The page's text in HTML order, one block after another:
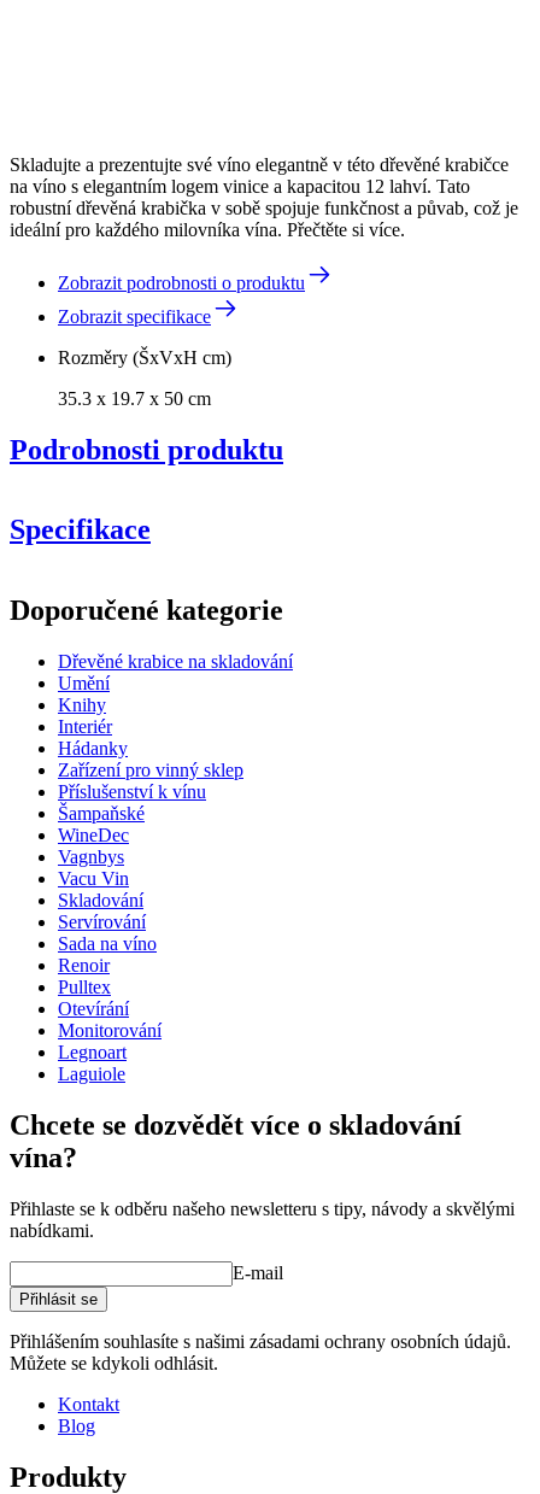
Skladujte a prezentujte své víno elegantně v této dřevěné krabičce
na víno s elegantním logem vinice a kapacitou 12 lahví. Tato
robustní dřevěná krabička v sobě spojuje funkčnost a půvab, což je
ideální pro každého milovníka vína. Přečtěte si více.
Zobrazit podrobnosti o produktu
Zobrazit specifikace
Rozměry (ŠxVxH cm)
35.3 x 19.7 x 50 cm
Podrobnosti produktu
Specifikace
Číslo produktuCAJ0012B-Model A - Victoi
Rozměry (ŠxVxH cm)
Hmotnost (kg)
Výška (cm)
Šířka (cm)
Hloubka (cm)50
Doporučené kategorie
Dřevěné krabice na skladování
Umění
Knihy
Interiér
Hádanky
Zařízení pro vinný sklep
Příslušenství k vínu
Šampaňské
WineDec
Vagnbys
Vacu Vin
Skladování
Servírování
Sada na víno
Renoir
Pulltex
Otevírání
Monitorování
Legnoart
Laguiole
Chcete se dozvědět více o skladování
vína?
Přihlaste se k odběru našeho newsletteru s tipy, návody a skvělými
nabídkami.
E-mail
Přihlásit se
Přihlášením souhlasíte s našimi zásadami ochrany osobních údajů.
Můžete se kdykoli odhlásit.
Kontakt
Blog
Produkty